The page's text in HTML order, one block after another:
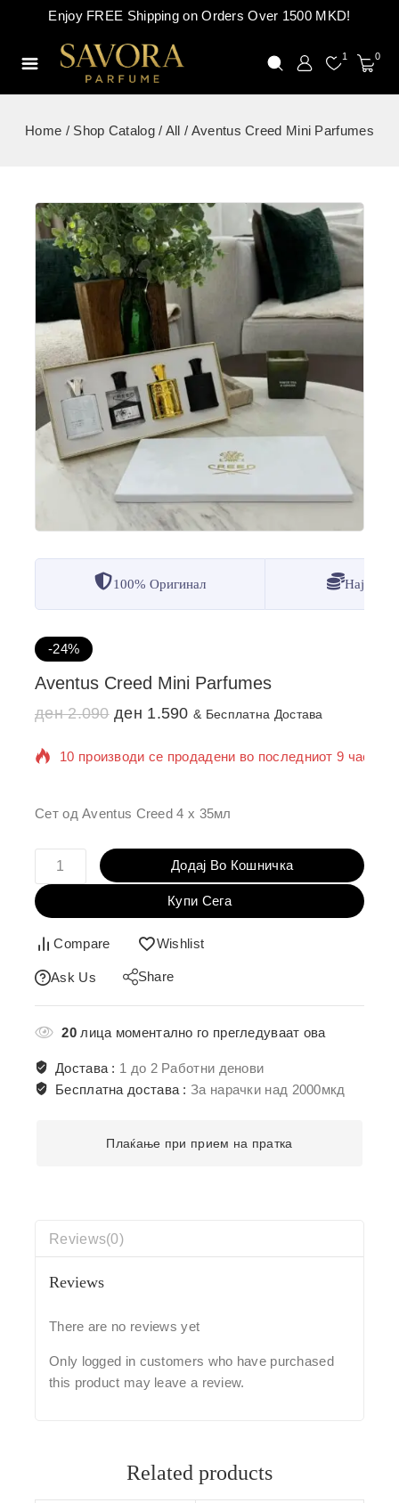
Enjoy FREE Shipping on Orders Over 1500 MKD!
1 0
Home / Shop Catalog / All / Aventus Creed Mini Parfumes
100% Оригинал
-24%
Aventus Creed Mini Parfumes
ден2.090 ден 1.590 & Бесплатна Достава
10 производи се продадени во последниот 9 час
во кошничка
Сет од Aventus Creed 4 х 35мл
Додај Во Кошничка
Купи Сега
Compare Wishlist
Ask Us Share
20лица моментално го прегледуваат ова
Достава : 1 до 2 Работни денови
Бесплатна достава :За нарачки над 2000мкд
Плаќање при прием на пратка
Reviews(0)
Reviews
There are no reviews yet
Only logged in customers who have purchased
this product may leave a review.
Related products